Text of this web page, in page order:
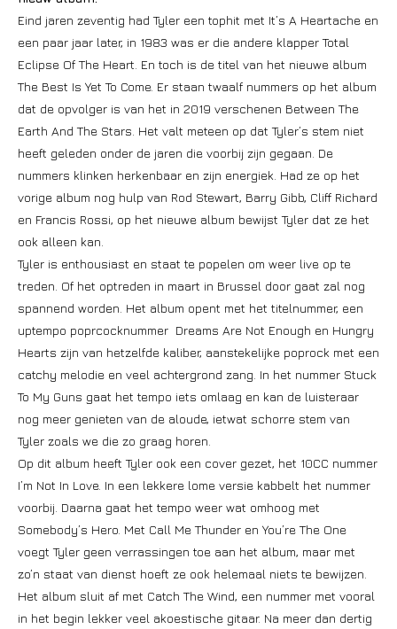
Eind jaren zeventig had Tyler een tophit met It’s A Heartache en
een paar jaar later, in 1983 was er die andere klapper Total
Eclipse Of The Heart. En toch is de titel van het nieuwe album
The Best Is Yet To Come. Er staan twaalf nummers op het album
dat de opvolger is van het in 2019 verschenen Between The
Earth And The Stars. Het valt meteen op dat Tyler’s stem niet
heeft geleden onder de jaren die voorbij zijn gegaan. De
nummers klinken herkenbaar en zijn energiek. Had ze op het
vorige album nog hulp van Rod Stewart, Barry Gibb, Cliff Richard
en Francis Rossi, op het nieuwe album bewijst Tyler dat ze het
ook alleen kan.
Tyler is enthousiast en staat te popelen om weer live op te
treden. Of het optreden in maart in Brussel door gaat zal nog
spannend worden. Het album opent met het titelnummer, een
uptempo poprcocknummer Dreams Are Not Enough en Hungry
Hearts zijn van hetzelfde kaliber, aanstekelijke poprock met een
catchy melodie en veel achtergrond zang. In het nummer Stuck
To My Guns gaat het tempo iets omlaag en kan de luisteraar
nog meer genieten van de aloude, ietwat schorre stem van
Tyler zoals we die zo graag horen.
Op dit album heeft Tyler ook een cover gezet, het 10CC nummer
I’m Not In Love. In een lekkere lome versie kabbelt het nummer
voorbij. Daarna gaat het tempo weer wat omhoog met
Somebody’s Hero. Met Call Me Thunder en You’re The One
voegt Tyler geen verrassingen toe aan het album, maar met
zo’n staat van dienst hoeft ze ook helemaal niets te bewijzen.
Het album sluit af met Catch The Wind, een nummer met vooral
in het begin lekker veel akoestische gitaar. Na meer dan dertig